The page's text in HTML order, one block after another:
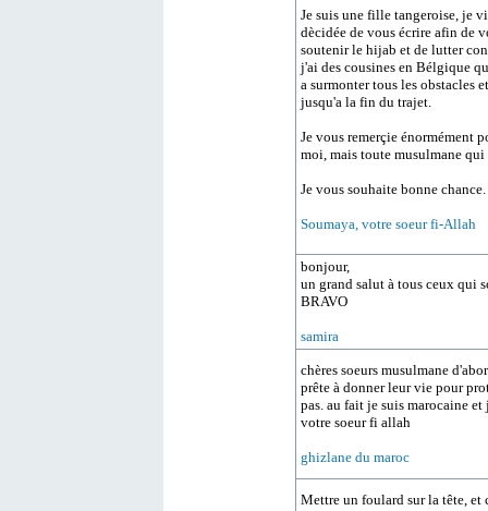
Je suis une fille tangeroise, je
dècidée de vous écrire afin de
soutenir le hijab et de lutter
j'ai des cousines en Bélgique
a surmonter tous les obstacles
jusqu'a la fin du trajet.
Je vous remerçie énormément
moi, mais toute musulmane
Je vous souhaite bonne chance.
Soumaya, votre soeur fi-Allah
bonjour,
un grand salut à tous ceux qui
BRAVO
samira
chères soeurs musulmane
prête à donner leur vie pour
pas. au fait je suis marocaine
votre soeur fi allah
ghizlane du maroc
Mettre un foulard sur la tête, et